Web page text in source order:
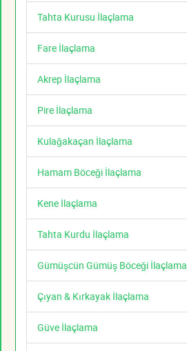
Tahta Kurusu İlaçlama
Fare İlaçlama
Akrep İlaçlama
Pire İlaçlama
Kulağakaçan İlaçlama
Hamam Böceği İlaçlama
Kene İlaçlama
Tahta Kurdu İlaçlama
Gümüşcün Gümüş Böceği İlaçlama
Çıyan & Kırkayak İlaçlama
Güve İlaçlama